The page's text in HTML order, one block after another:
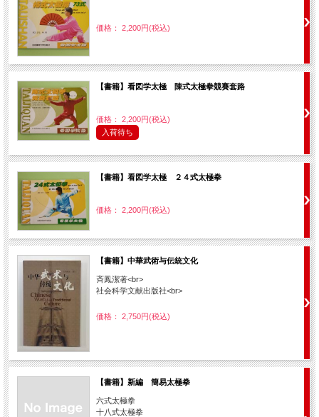
価格： 2,200円(税込)
【書籍】看図学太極 陳式太極拳競賽套路
価格： 2,200円(税込)
入荷待ち
【書籍】看図学太極 ２４式太極拳
価格： 2,200円(税込)
【書籍】中華武術与伝統文化
斉鳳潔著<br>
社会科学文献出版社<br>
価格： 2,750円(税込)
【書籍】新編 簡易太極拳
六式太極拳
十八式太極拳